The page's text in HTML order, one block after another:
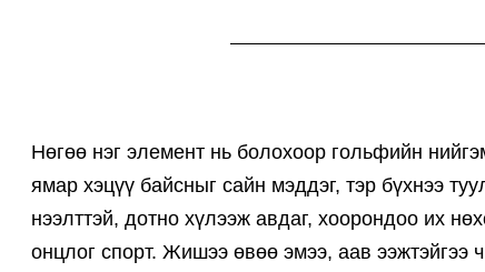
Нөгөө нэг элемент нь болохоор гольфийн
ямар хэцүү байсныг сайн мэддэг, тэр бүхнээ
нээлттэй, дотно хүлээж авдаг, хоорондоо их
онцлог спорт. Жишээ өвөө эмээ, аав ээжтэйгээ